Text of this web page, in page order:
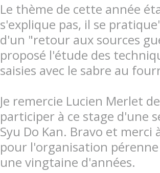
Le thème de cette année
s'explique pas, il se
d'un "retour aux sources
proposé l'étude des
saisies avec le sabre au
Je remercie Lucien Merlet
participer à ce stage d'une
Syu Do Kan. Bravo et merci
pour l'organisation
une vingtaine d'années.